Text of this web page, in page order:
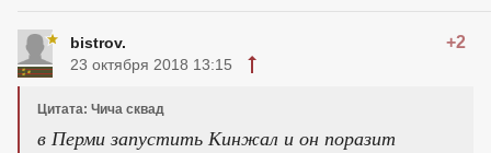
bistrov. +2
23 октября 2018 13:15
Цитата: Чича сквад
в Перми запустить Кинжал и он поразит